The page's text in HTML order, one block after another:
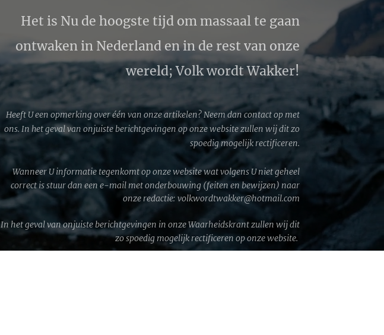
Het is Nu de hoogste tijd om massaal te gaan
ontwaken in Nederland en in de rest van onze
wereld; Volk wordt Wakker!
Heeft U een opmerking over één van onze artikelen? Neem dan contact op met
ons. In het geval van onjuiste berichtgevingen op onze website zullen wij dit zo
spoedig mogelijk rectificeren.
Wanneer U informatie tegenkomt op onze website wat volgens U niet geheel
correct is stuur dan een e-mail met onderbouwing (feiten en bewijzen) naar
onze redactie: volkwordtwakker@hotmail.com
In het geval van onjuiste berichtgevingen in onze Waarheidskrant zullen wij dit
zo spoedig mogelijk rectificeren op onze website.